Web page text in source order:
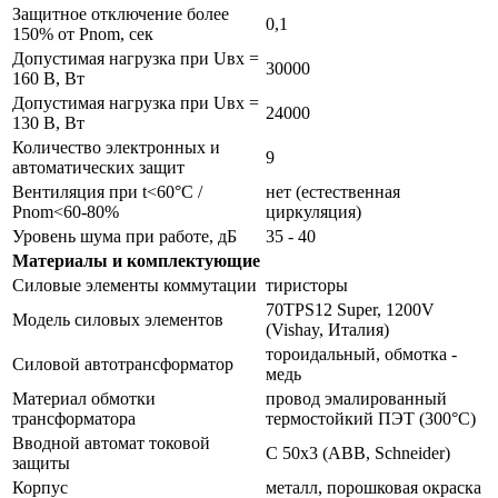
Защитное отключение более
150% от Pnom, сек
0,1
Допустимая нагрузка при Uвх =
160 В, Вт
30000
Допустимая нагрузка при Uвх =
130 В, Вт
24000
Количество электронных и
автоматических защит
9
Вентиляция при t<60°С /
Pnom<60-80%
нет (естественная
циркуляция)
Уровень шума при работе, дБ
35 - 40
Материалы и комплектующие
Силовые элементы коммутации тиристоры
Модель силовых элементов
70TPS12 Super, 1200V
(Vishay, Италия)
Силовой автотрансформатор
тороидальный, обмотка -
медь
Материал обмотки
трансформатора
провод эмалированный
термостойкий ПЭТ (300°С)
Вводной автомат токовой
защиты
С 50х3 (ABB, Schneider)
Корпус
металл, порошковая окраска